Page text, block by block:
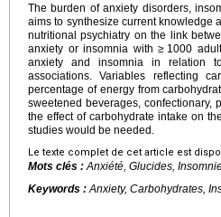
The burden of anxiety disorders,
aims to synthesize current knowledge
nutritional psychiatry on the link
anxiety or insomnia with ≥ 1000
anxiety and insomnia in relation
associations. Variables reflecting
percentage of energy from
sweetened beverages,
the effect of carbohydrate intake on
studies would be needed.
Le texte complet de cet article est
Mots clés : Anxiété, Glucides,
Keywords : Anxiety, Carbohydrates,